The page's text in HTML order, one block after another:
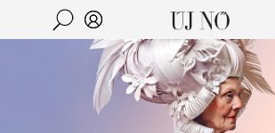
Jump to navigation
Kereső